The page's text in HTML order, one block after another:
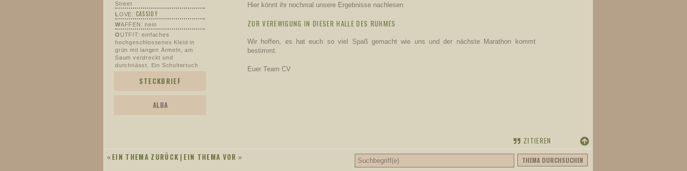
15.
Oktober
21. wurde beendet.
Street
L OVE: CASSIDY
WAFFEN: nein
O UTFIT: einfaches
hochgeschlossenes Kleid in
grün mit langen Ärmeln, am
Saum verdreckt und
durchnässt. Ein Schultertuch
N PAIN: Geschickt
STECKBRIEF
ALBA
Hier könnt ihr nochmal unsere Ergebnisse nachlesen
ZUR VEREWIGUNG IN DIESER HALLE DES RUHMES
Wir hoffen, es hat euch so viel Spaß gemacht wie uns und der nächste Marathon kommt
bestimmt.
Euer Team CV
ZITIEREN
« EIN THEMA ZURÜCK | EIN THEMA VOR »